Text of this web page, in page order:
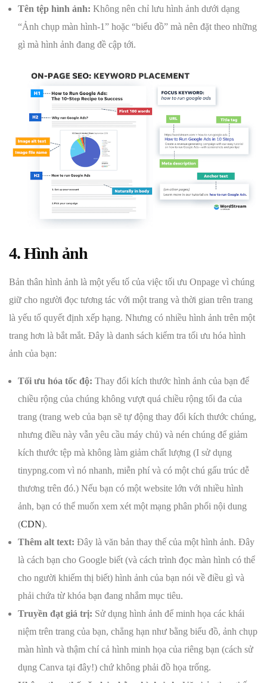
Tên tệp hình ảnh: Không nên chỉ lưu hình ảnh dưới dạng
“Ảnh chụp màn hình-1” hoặc “biểu đồ” mà nên đặt theo những
gì mà hình ảnh đang đề cập tới.
4. Hình ảnh
Bản thân hình ảnh là một yếu tố của việc tối ưu Onpage vì chúng
giữ cho người đọc tương tác với một trang và thời gian trên trang
là yếu tố quyết định xếp hạng. Nhưng có nhiều hình ảnh trên một
trang hơn là bắt mắt. Đây là danh sách kiểm tra tối ưu hóa hình
ảnh của bạn:
Tối ưu hóa tốc độ: Thay đổi kích thước hình ảnh của bạn để
chiều rộng của chúng không vượt quá chiều rộng tối đa của
trang (trang web của bạn sẽ tự động thay đổi kích thước chúng,
nhưng điều này vẫn yêu cầu máy chủ) và nén chúng để giảm
kích thước tệp mà không làm giảm chất lượng (I sử dụng
tinypng.com vì nó nhanh, miễn phí và có một chú gấu trúc dễ
thương trên đó.) Nếu bạn có một website lớn với nhiều hình
ảnh, bạn có thể muốn xem xét một mạng phân phối nội dung
(CDN).
Thêm alt text: Đây là văn bản thay thế của một hình ảnh. Đây
là cách bạn cho Google biết (và cách trình đọc màn hình có thể
cho người khiếm thị biết) hình ảnh của bạn nói về điều gì và
phải chứa từ khóa bạn đang nhắm mục tiêu.
Truyền đạt giá trị: Sử dụng hình ảnh để minh họa các khái
niệm trên trang của bạn, chẳng hạn như bằng biểu đồ, ảnh chụp
màn hình và thậm chí cả hình minh họa của riêng bạn (cách sử
dụng Canva tại đây!) chứ không phải đồ họa trống.